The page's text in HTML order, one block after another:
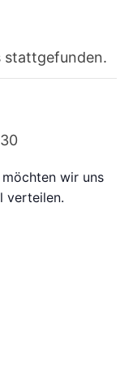
stattgefunden.
möchten wir uns
verteilen.